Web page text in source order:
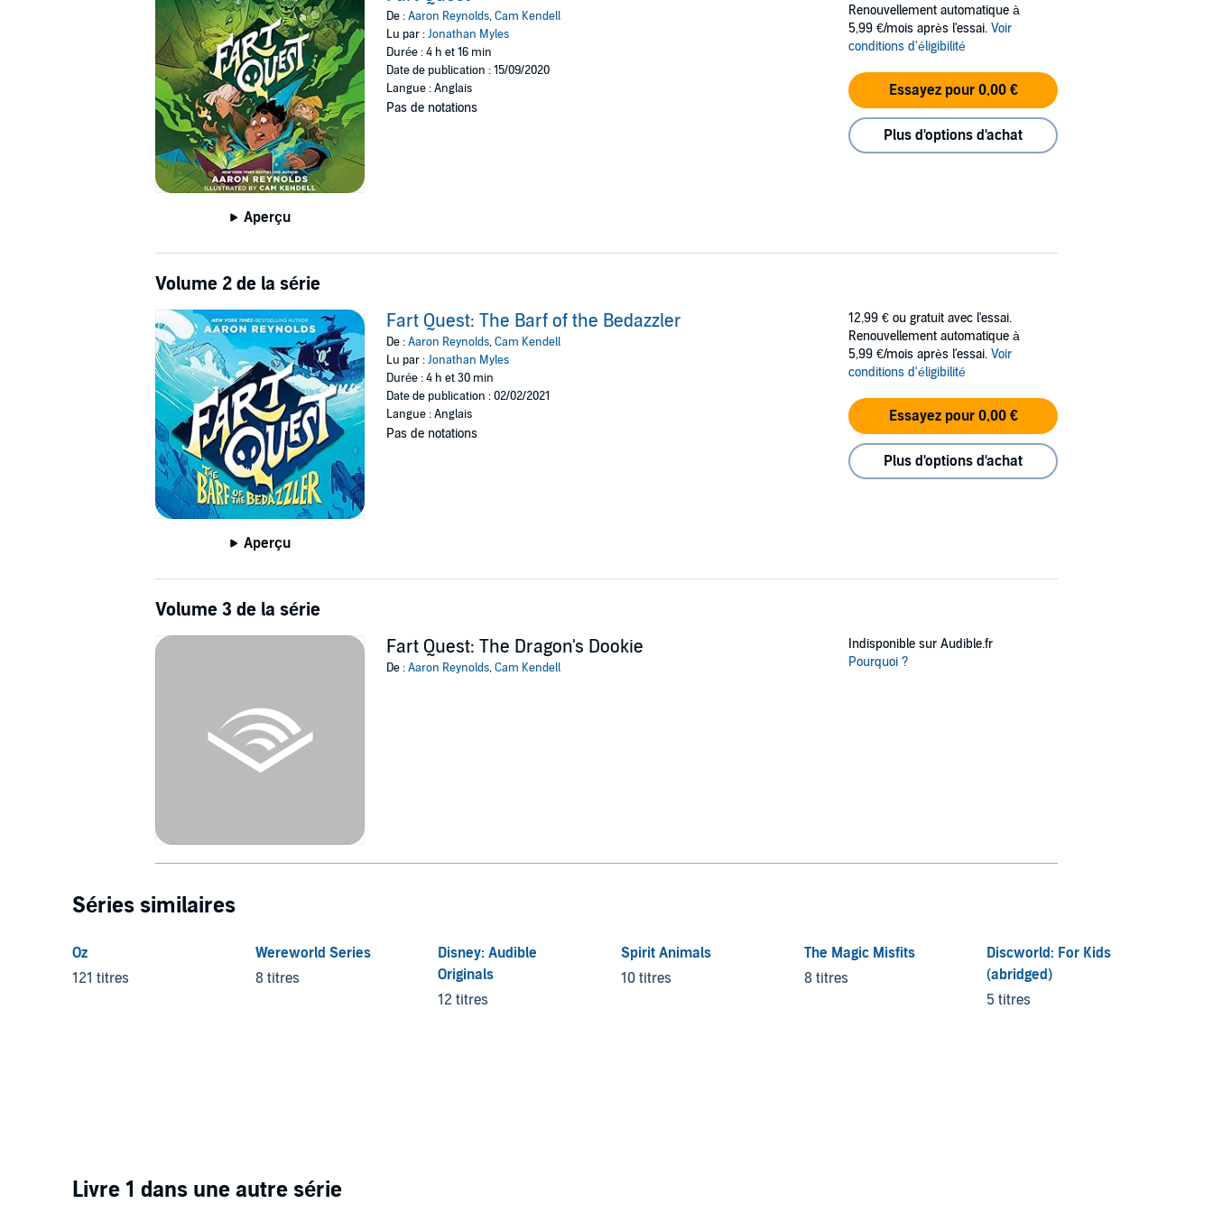
A Macmillan Audio production from Roaring Brook Press
Aperçu
De :Aaron Reynolds,Cam Kendell
Lu par :Jonathan Myles
Durée : 4 h et 16 min
Date de publication : 15/09/2020
Langue : Anglais
Pas de notations
Renouvellement automatique à
5,99 €/mois après l'essai. Voir
conditions d'éligibilité
Essayez pour 0,00 €
Plus d'options d'achat
Volume 2 de la série
Aperçu
Fart Quest: The Barf of the Bedazzler
De :Aaron Reynolds,Cam Kendell
Lu par :Jonathan Myles
Durée : 4 h et 30 min
Date de publication : 02/02/2021
Langue : Anglais
Pas de notations
12,99 € ou gratuit avec l'essai.
Renouvellement automatique à
5,99 €/mois après l'essai. Voir
conditions d'éligibilité
Essayez pour 0,00 €
Plus d'options d'achat
Volume 3 de la série
Fart Quest: The Dragon's Dookie
De :Aaron Reynolds,Cam Kendell
Indisponible sur Audible.fr
Pourquoi ?
Séries similaires
Oz
121 titres
Wereworld Series
8 titres
Disney: Audible
Originals
12 titres
Spirit Animals
10 titres
The Magic Misfits
8 titres
Discworld: For Kids
(abridged)
5 titres
Livre 1 dans une autre série